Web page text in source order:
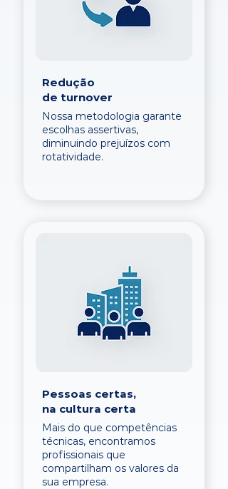
Redução
de turnover
Nossa metodologia garante
escolhas assertivas,
diminuindo prejuízos com
rotatividade.
Pessoas certas,
na cultura certa
Mais do que competências
técnicas, encontramos
profissionais que
compartilham os valores da
sua empresa.